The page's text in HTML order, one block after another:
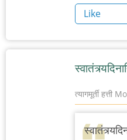
Like
त्यागमूर्ती हत्ती